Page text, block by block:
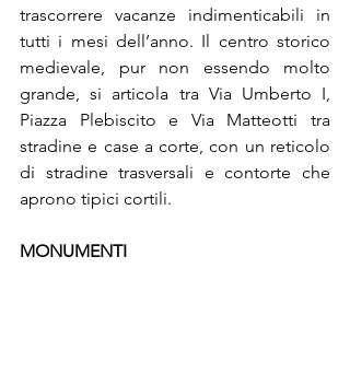
trascorrere vacanze indimenticabili in
tutti i mesi dell’anno. Il centro storico
medievale, pur non essendo molto
grande, si articola tra Via Umberto I,
Piazza Plebiscito e Via Matteotti tra
stradine e case a corte, con un reticolo
di stradine trasversali e contorte che
aprono tipici cortili.
MONUMENTI